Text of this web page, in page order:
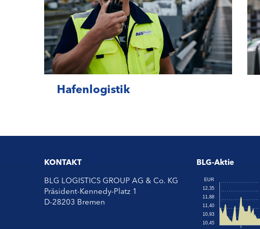
Hafenlogistik
KONTAKT
BLG LOGISTICS GROUP AG & Co. KG
Präsident-Kennedy-Platz 1
D-28203 Bremen
BLG-Aktie